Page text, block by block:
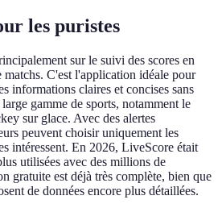
les puristes
sur le suivi des scores en
matchs. C'est l'application idéale pour
informations claires et concises sans
gamme de sports, notamment le
sur glace. Avec des alertes
peuvent choisir uniquement les
intéressent. En 2026, LiveScore était
utilisées avec des millions de
gratuite est déjà très complète, bien que
de données encore plus détaillées.